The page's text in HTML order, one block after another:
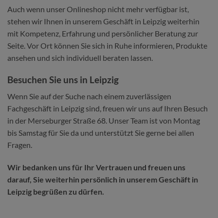
Auch wenn unser Onlineshop nicht mehr verfügbar ist,
stehen wir Ihnen in unserem Geschäft in Leipzig weiterhin
mit Kompetenz, Erfahrung und persönlicher Beratung zur
Seite. Vor Ort können Sie sich in Ruhe informieren, Produkte
ansehen und sich individuell beraten lassen.
Besuchen Sie uns in Leipzig
Wenn Sie auf der Suche nach einem zuverlässigen
Fachgeschäft in Leipzig sind, freuen wir uns auf Ihren Besuch
in der Merseburger Straße 68. Unser Team ist von Montag
bis Samstag für Sie da und unterstützt Sie gerne bei allen
Fragen.
Wir bedanken uns für Ihr Vertrauen und freuen uns
darauf, Sie weiterhin persönlich in unserem Geschäft in
Leipzig begrüßen zu dürfen.